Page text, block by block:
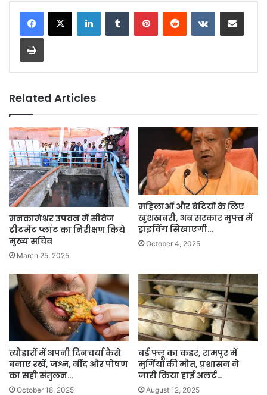
LinkedInTumblr PinterestReddit VKontakteShare via Email
Print
Related Articles
मनकामेश्वर उपवन में सीवेज
ट्रीटमेंट प्लांट का निरीक्षण किये
मुख्य सचिव
March 25, 2025
महिलाओं और बेटियों के लिए
खुशखबरी, अब सरकार मुफ्त में
ड्राइविंग सिखाएगी…
October 4, 2025
त्यौहारों में अपनी दिनचर्या कैसे
बनाए रखें, जश्न, नींद और पोषण
का सही संतुलन…
October 18, 2025
बर्ड फ्लू का कहर, रामपुर में
मुर्गियों की मौत, प्रशासन ने
जारी किया हाई अलर्ट…
August 12, 2025